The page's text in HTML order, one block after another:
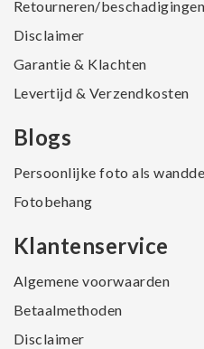
Retourneren/beschadigingen
Disclaimer
Garantie & Klachten
Levertijd & Verzendkosten
Blogs
Persoonlijke foto als
Fotobehang
Klantenservice
Algemene voorwaarden
Betaalmethoden
Disclaimer